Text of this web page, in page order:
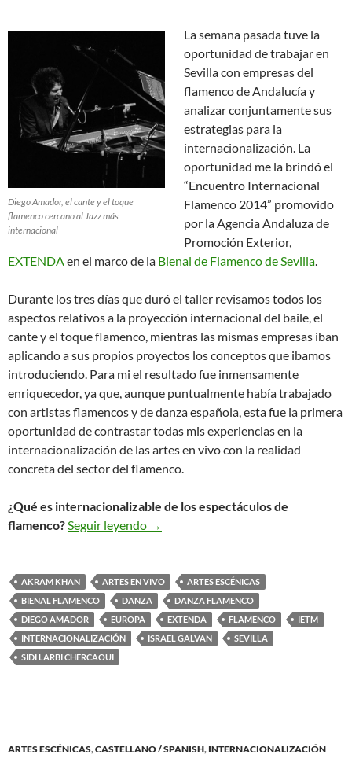
Diego Amador, el cante y el toque
flamenco cercano al Jazz más
internacional
La semana pasada tuve la
oportunidad de trabajar en
Sevilla con empresas del
flamenco de Andalucía y
analizar conjuntamente sus
estrategias para la
internacionalización. La
oportunidad me la brindó el
“Encuentro Internacional
Flamenco 2014” promovido
por la Agencia Andaluza de
Promoción Exterior,
EXTENDAen el marco de la Bienal de Flamenco de Sevilla.
Durante los tres días que duró el taller revisamos todos los
aspectos relativos a la proyección internacional del baile, el
cante y el toque flamenco, mientras las mismas empresas iban
aplicando a sus propios proyectos los conceptos que ibamos
introduciendo. Para mi el resultado fue inmensamente
enriquecedor, ya que, aunque puntualmente había trabajado
con artistas flamencos y de danza española, esta fue la primera
oportunidad de contrastar todas mis experiencias en la
internacionalización de las artes en vivo con la realidad
concreta del sector del flamenco.
¿Qué es internacionalizable de los espectáculos de
flamenco?Seguir leyendo Apuntes sobre la
→
AKRAM KHAN ARTES EN VIVO
ARTES ESCÉNICAS
BIENAL FLAMENCO
DANZA
DANZA FLAMENCO
DIEGO AMADOR
EUROPA EXTENDA FLAMENCO
IETM
INTERNACIONALIZACIÓN
ISRAEL GALVAN
SEVILLA
SIDI LARBI CHERCAOUI
ARTES ESCÉNICAS,CASTELLANO / SPANISH, INTERNACIONALIZACIÓN